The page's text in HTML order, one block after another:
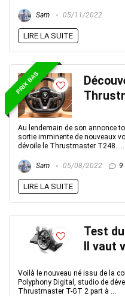
Sam 05/11/2022
LIRE LA SUITE
PRIX BAS
Au lendemain de son annonce
sortie imminente de nouveaux
dévoile le Thrustmaster T248. ...
Sam 05/08/2022 9
LIRE LA SUITE
Test
Il vaut
Voilà le nouveau né issu de la
Polyphony Digital, studio de
Thrustmaster T-GT 2 part à ...